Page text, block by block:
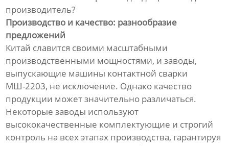
производитель?
Производство и качество: разнообразие
предложений
Китай славится своими масштабными
производственными мощностями, и заводы,
выпускающие машины контактной сварки
МШ-2203, не исключение. Однако качество
продукции может значительно различаться.
Некоторые заводы используют
высококачественные комплектующие и строгий
контроль на всех этапах производства, гарантируя